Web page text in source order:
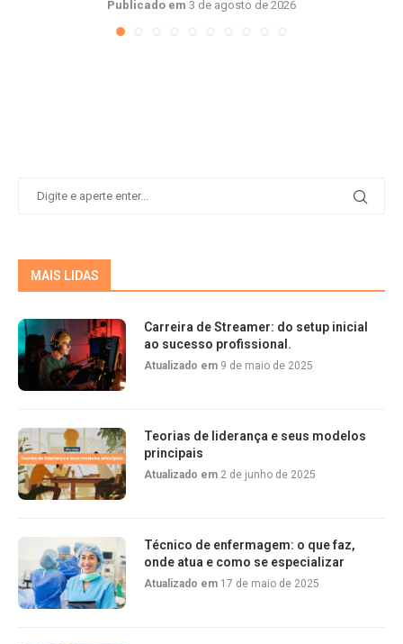
Publicado em 3 de agosto de 2026
MAIS LIDAS
Carreira de Streamer: do setup inicial
ao sucesso profissional.
Atualizado em 9 de maio de 2025
Teorias de liderança e seus modelos
principais
Atualizado em 2 de junho de 2025
Técnico de enfermagem: o que faz,
onde atua e como se especializar
Atualizado em 17 de maio de 2025